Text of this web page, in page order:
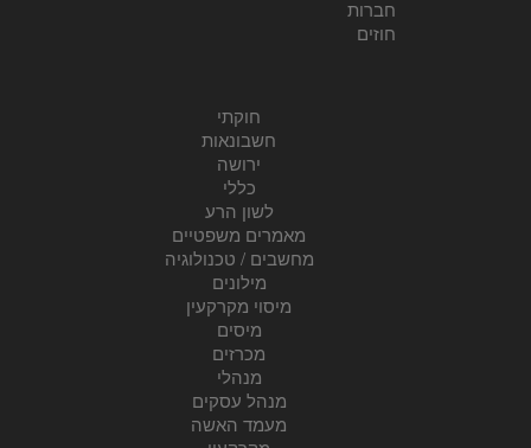
חשבונאות
לשון הרע
מאמרים משפטיים
מחשבים / טכנולוגיה
מילונים
מיסוי מקרקעין
מכרזים
מנהל עסקים
מעמד האשה